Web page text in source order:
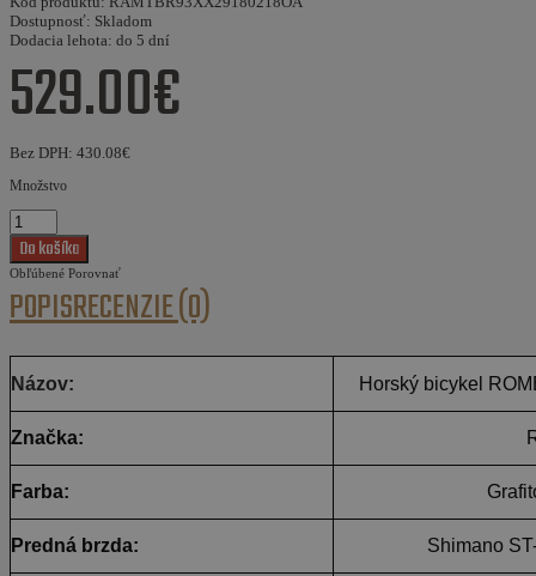
Dostupnosť: Skladom
Dodacia lehota: do 5 dní
529.00€
Bez DPH: 430.08€
Množstvo
Obľúbené Porovnať
POPISRECENZIE (0)
Názov: Horský bicykel
Značka:
Farba:
Predná brzda: Shimano